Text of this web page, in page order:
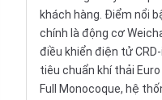
khách hàng. Điểm nổi
chính là động cơ
điều khiển điện tử
tiêu chuẩn khí thải
Full Monocoque, hệ